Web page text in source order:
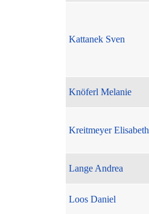
Kattanek Sven
Knöferl Melanie
Kreitmeyer Elisabeth
Lange Andrea
Loos Daniel